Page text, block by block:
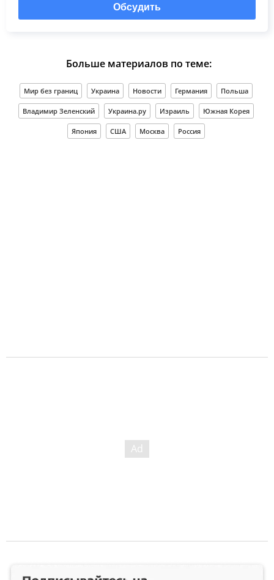
Обсудить
Больше материалов по теме:
Мир без границ Украина Новости Германия Польша
Владимир Зеленский Украина.ру Израиль Южная Корея
Япония США Москва Россия